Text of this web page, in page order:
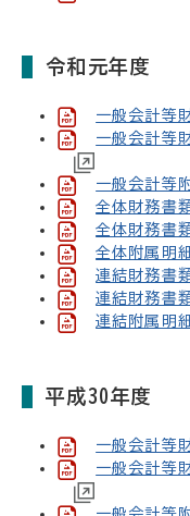
令和元年度
一般会計等
一般会計等
一般会計等
全体財務書
全体財務書
全体附属明
連結財務書
連結財務書
連結附属明
平成30年度
一般会計等
一般会計等